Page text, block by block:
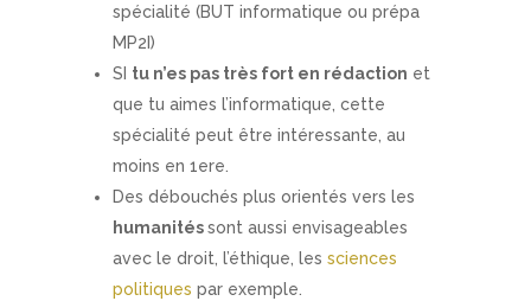
spécialité (BUT informatique ou prépa
MP2I)
SI tu n’es pas très fort en rédaction et
que tu aimes l’informatique, cette
spécialité peut être intéressante, au
moins en 1ere.
Des débouchés plus orientés vers les
humanitéssont aussi envisageables
avec le droit, l’éthique, les sciences
politiques par exemple.